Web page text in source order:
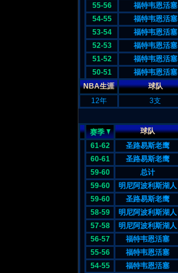
55-56
福特韦恩活塞
54-55
福特韦恩活塞
53-54
福特韦恩活塞
52-53
福特韦恩活塞
51-52
福特韦恩活塞
50-51
福特韦恩活塞
NBA生涯
球队
12年
3支
赛季 球队
61-62
圣路易斯老鹰
60-61
圣路易斯老鹰
59-60
总计
59-60
明尼阿波利斯湖人
59-60
圣路易斯老鹰
58-59
明尼阿波利斯湖人
57-58
明尼阿波利斯湖人
56-57
福特韦恩活塞
55-56
福特韦恩活塞
54-55
福特韦恩活塞